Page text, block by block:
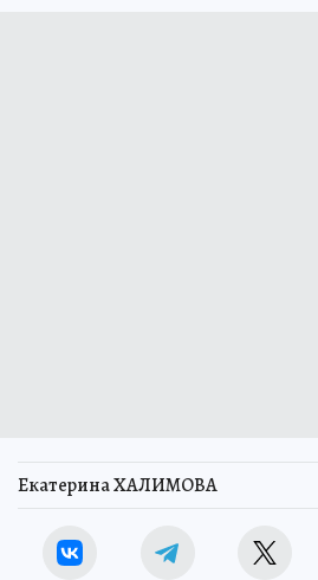
Екатерина ХАЛИМОВА